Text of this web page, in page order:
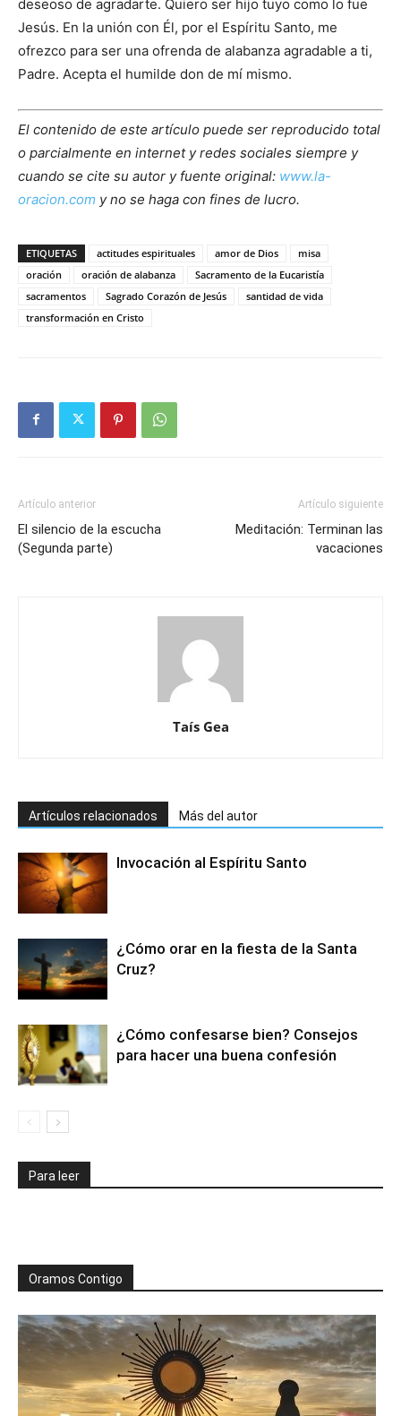
deseoso de agradarte. Quiero ser hijo tuyo como lo fue
Jesús. En la unión con Él, por el Espíritu Santo, me
ofrezco para ser una ofrenda de alabanza agradable a ti,
Padre. Acepta el humilde don de mí mismo.
El contenido de este artículo puede ser reproducido total
o parcialmente en internet y redes sociales siempre y
cuando se cite su autor y fuente original: www.la-
oracion.com y no se haga con fines de lucro.
ETIQUETAS actitudes espirituales amor de Dios
misa
oración
oración de alabanza
Sacramento de la Eucaristía
sacramentos
Sagrado Corazón de Jesús
santidad de vida
transformación en Cristo
Artículo anterior
El silencio de la escucha
(Segunda parte)
Artículo siguiente
Meditación: Terminan las
vacaciones
Taís Gea
Artículos relacionados Más del autor
Invocación al Espíritu Santo
¿Cómo orar en la fiesta de la Santa
Cruz?
¿Cómo confesarse bien? Consejos
para hacer una buena confesión
Para leer
Oramos Contigo